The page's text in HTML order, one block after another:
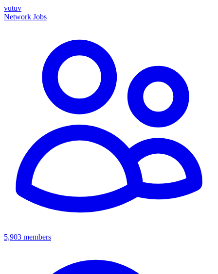
vutuv
Network Jobs
5,903 members